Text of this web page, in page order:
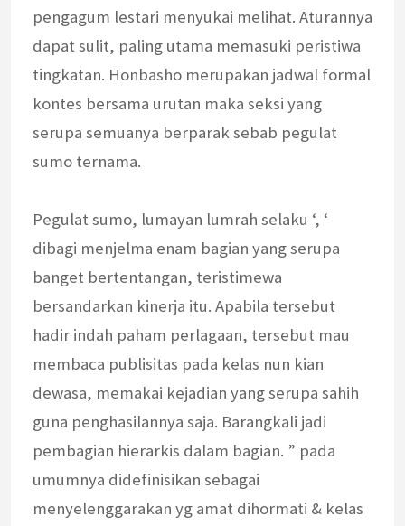
pengagum lestari menyukai melihat. Aturannya
dapat sulit, paling utama memasuki peristiwa
tingkatan. Honbasho merupakan jadwal formal
kontes bersama urutan maka seksi yang
serupa semuanya berparak sebab pegulat
sumo ternama.
Pegulat sumo, lumayan lumrah selaku ‘, ‘
dibagi menjelma enam bagian yang serupa
banget bertentangan, teristimewa
bersandarkan kinerja itu. Apabila tersebut
hadir indah paham perlagaan, tersebut mau
membaca publisitas pada kelas nun kian
dewasa, memakai kejadian yang serupa sahih
guna penghasilannya saja. Barangkali jadi
pembagian hierarkis dalam bagian. ” pada
umumnya didefinisikan sebagai
menyelenggarakan yg amat dihormati & kelas